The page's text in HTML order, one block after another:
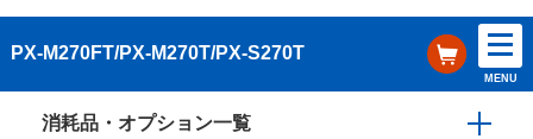
PX-M270FT/PX-M270T/PX-S270T
MENU
消耗品・オプション一覧